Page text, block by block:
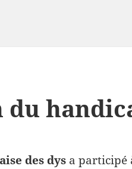
des dys a participé